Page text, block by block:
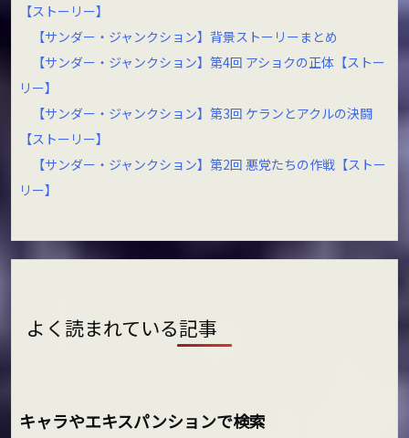
【ストーリー】
【サンダー・ジャンクション】背景ストーリーまとめ
【サンダー・ジャンクション】第4回 アショクの正体【ストー
リー】
【サンダー・ジャンクション】第3回 ケランとアクルの決闘
【ストーリー】
【サンダー・ジャンクション】第2回 悪党たちの作戦【ストー
リー】
よく読まれている記事
キャラやエキスパンションで検索